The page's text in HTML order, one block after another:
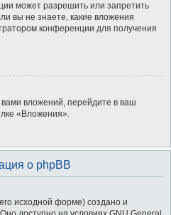
может разрешить или запретить
вы не знаете, какие вложения
конференции для получения
вложений, перейдите в ваш
«Вложения».
о phpBB
исходной форме) создано и